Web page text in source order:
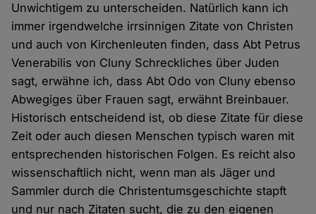
Unwichtigem zu unterscheiden. Natürlich kann ich
immer irgendwelche irrsinnigen Zitate von Christen
und auch von Kirchenleuten finden, dass Abt Petrus
Venerabilis von Cluny Schreckliches über Juden
sagt, erwähne ich, dass Abt Odo von Cluny ebenso
Abwegiges über Frauen sagt, erwähnt Breinbauer.
Historisch entscheidend ist, ob diese Zitate für diese
Zeit oder auch diesen Menschen typisch waren mit
entsprechenden historischen Folgen. Es reicht also
wissenschaftlich nicht, wenn man als Jäger und
Sammler durch die Christentumsgeschichte stapft
und nur nach Zitaten sucht, die zu den eigenen